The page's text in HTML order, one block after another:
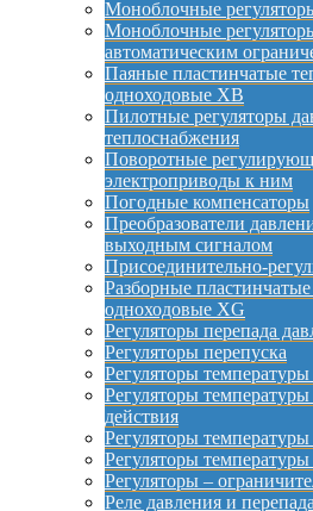
Моноблочные
Моноблочные
автоматическим
Паяные пластинчатые
одноходовые XB
Пилотные регуляторы
теплоснабжения
Поворотные
электроприводы к ним
Погодные компенсаторы
Преобразователи
выходным сигналом
Присоединительно-
Разборные
одноходовые XG
Регуляторы перепада
Регуляторы перепуска
Регуляторы
Регуляторы
действия
Регуляторы
Регуляторы
Регуляторы –
Реле давления и